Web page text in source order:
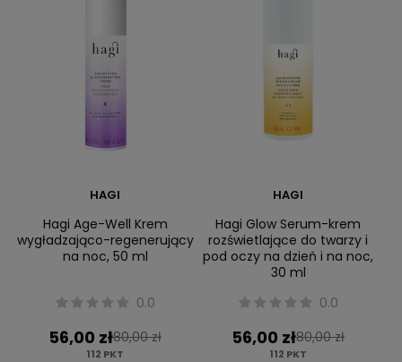
HAGI
Hagi Age-Well Krem
wygładzająco-regenerujący
na noc, 50 ml
0.0
56,00 zł80,00 zł
112 PKT
HAGI
Hagi Glow Serum-krem
rozświetlające do twarzy i
pod oczy na dzień i na noc,
30 ml
0.0
56,00 zł80,00 zł
112 PKT